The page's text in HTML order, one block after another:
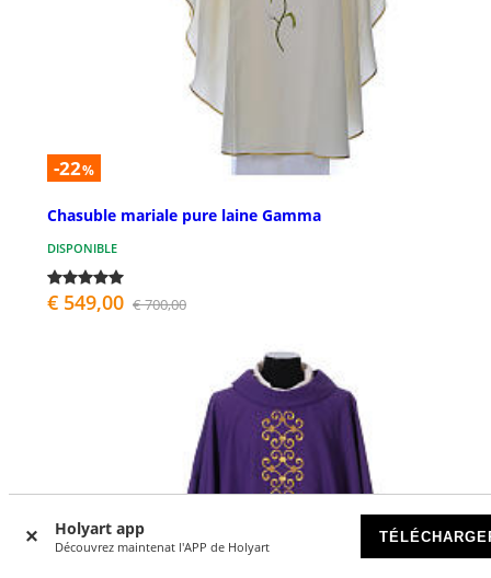
Holyart app
Découvrez maintenat l'APP de Holyart
-22%
Chasuble mariale pure laine Gamma
DISPONIBLE
€ 549,00 € 700,00